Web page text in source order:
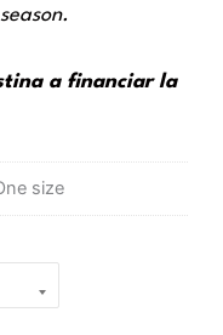
a financiar la
size